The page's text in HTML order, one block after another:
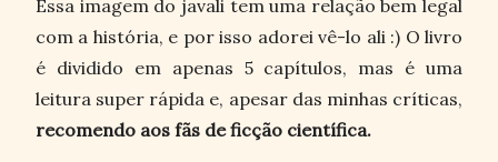
Essa imagem do javali tem uma relação bem legal
com a história, e por isso adorei vê-lo ali :) O livro
é dividido em apenas 5 capítulos, mas é uma
leitura super rápida e, apesar das minhas críticas,
recomendo aos fãs de ficção científica.